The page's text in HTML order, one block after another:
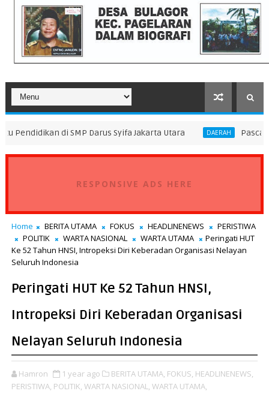
SMP Darus Syifa Jakarta Utara DAERAH Pascakejadian
RESPONSIVE ADS HERE
Home BERITA UTAMA FOKUS HEADLINENEWS
PERISTIWA
POLITIK
WARTA NASIONAL WARTA UTAMA
Peringati HUT
Ke 52 Tahun HNSI, Intropeksi Diri Keberadan Organisasi Nelayan
Seluruh Indonesia
Peringati HUT Ke 52 Tahun HNSI,
Intropeksi Diri Keberadan Organisasi
Nelayan Seluruh Indonesia
Hamron 1 year ago BERITA UTAMA, FOKUS, HEADLINENEWS,
PERISTIWA, POLITIK, WARTA NASIONAL, WARTA UTAMA,